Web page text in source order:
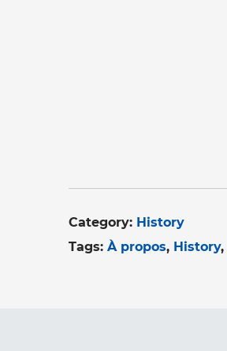
Category: History
Tags: À propos History